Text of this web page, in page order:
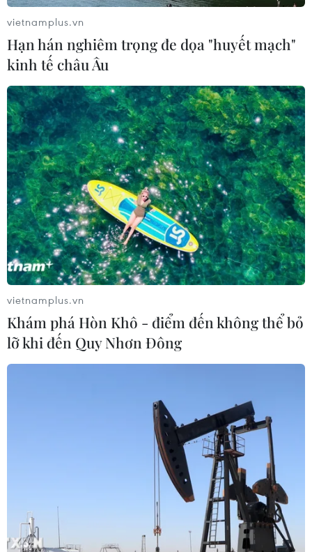
TIN CÙNG CHUYÊN MỤC
Giá dầu tăng trước những lo ngại về
kế hoạch mở lại Eo biển Hormuz
07/08/2026 08:58
vietnamplus.vn
Hạn hán nghiêm trọng đe dọa "huyết mạch"
kinh tế châu Âu
vietnamplus.vn
Khám phá Hòn Khô - điểm đến không thể bỏ
lỡ khi đến Quy Nhơn Đông